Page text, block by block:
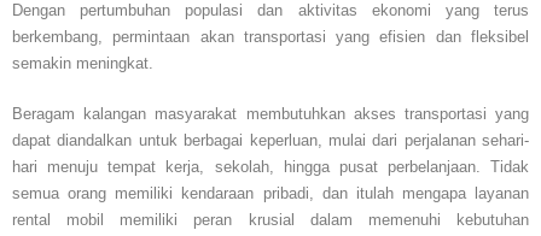
Dengan pertumbuhan populasi dan aktivitas ekonomi yang terus
berkembang, permintaan akan transportasi yang efisien dan fleksibel
semakin meningkat.
Beragam kalangan masyarakat membutuhkan akses transportasi yang
dapat diandalkan untuk berbagai keperluan, mulai dari perjalanan sehari-
hari menuju tempat kerja, sekolah, hingga pusat perbelanjaan. Tidak
semua orang memiliki kendaraan pribadi, dan itulah mengapa layanan
rental mobil memiliki peran krusial dalam memenuhi kebutuhan